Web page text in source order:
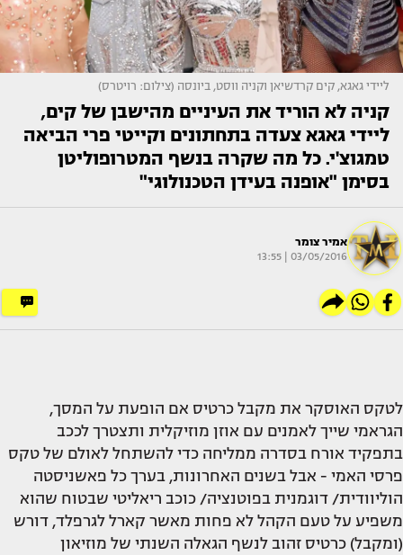
ליידי גאגא, קים קרדשיאן וקניה ווסט, ביונסה (צילום: רויטרס)
קניה לא הוריד את העיניים מהישבן של קים,
ליידי גאגא צעדה בתחתונים וקייטי פרי הביאה
טמגוצ'י. כל מה שקרה בנשף המטרופוליטן
בסימן "אופנה בעידן הטכנולוגי"
אמיר צומר
03/05/2016 | 13:55
לטקס האוסקר את מקבל כרטיס אם הופעת על המסך,
הגראמי שייך לאמנים עם אוזן מוזיקלית ותצטרך לככב
בתפקיד אורח בסדרה ממליחה כדי להשתחל לאולם של טקס
פרסי האמי - אבל בשנים האחרונות, בערך כל פאשניסטה
הוליוודית/ דוגמנית בפוטנציה/ כוכב ריאליטי שבטוח שהוא
משפיע על טעם הקהל לא פחות מאשר קארל לגרפלד, דורש
(ומקבל) כרטיס זהוב לנשף הגאלה השנתי של מוזיאון